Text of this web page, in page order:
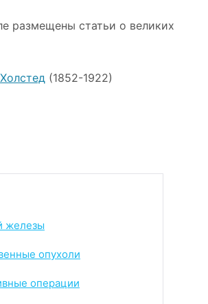
размещены статьи о великих
(1852-1922)
железы
опухоли
операции